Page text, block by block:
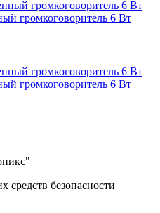
громкоговоритель 6 Вт
громкоговоритель 6 Вт
средств безопасности